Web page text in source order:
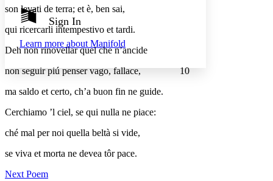
Show all
Show all Hide all
Annotation contrast
abc Low
abc High
Margins
Reset to Defaults
Sign In
Learn more about Manifold
son levati de terra; et è, ben sai,
qui ricercarli intempestivo et tardi.
Deh non rinovellar quel che n’ancide
non seguir piú penser vago, fallace,10
ma saldo et certo, ch’a buon fin ne guide.
Cerchiamo ’l ciel, se qui nulla ne piace:
ché mal per noi quella beltà si vide,
se viva et morta ne devea tôr pace.
Next Poem